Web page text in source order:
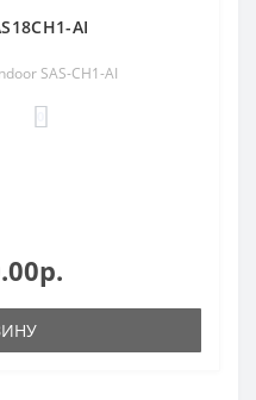
AI
SAS-CH1-AI